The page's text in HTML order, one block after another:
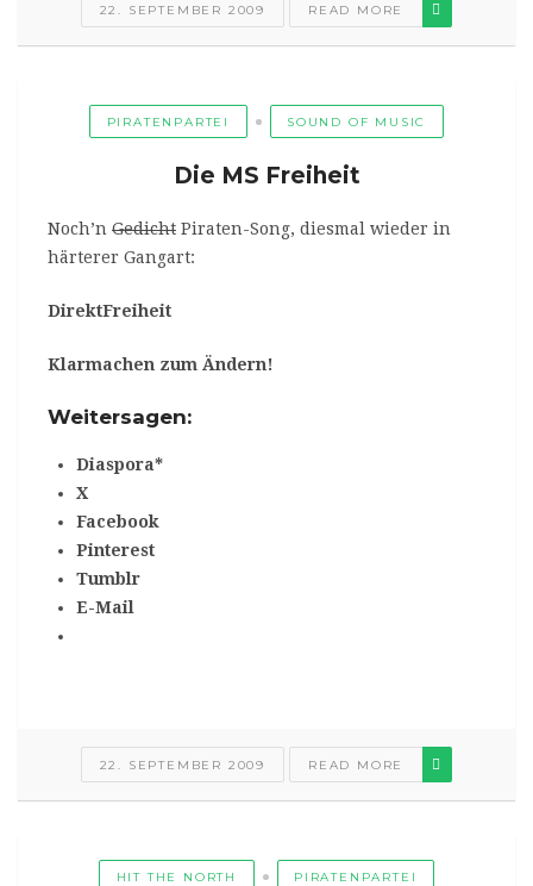
22. SEPTEMBER 2009 READ MORE
PIRATENPARTEI SOUND OF MUSIC
Die MS Freiheit
Noch’n Gedicht Piraten-Song, diesmal wieder in
härterer Gangart:
DirektFreiheit
Klarmachen zum Ändern!
Weitersagen:
Diaspora*
X
Facebook
Pinterest
Tumblr
E-Mail
22. SEPTEMBER 2009 READ MORE
HIT THE NORTH PIRATENPARTEI